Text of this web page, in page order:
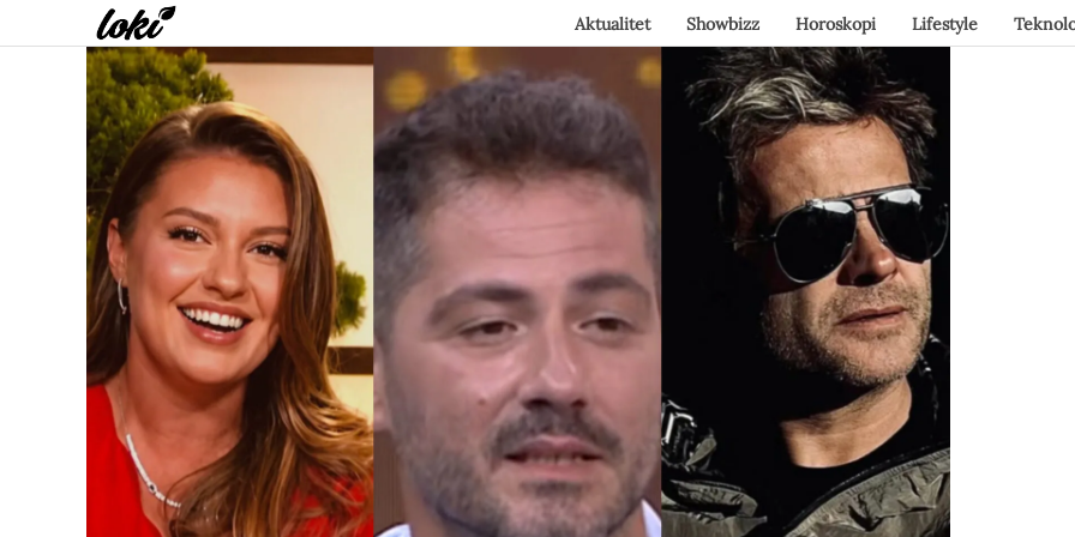
Aktualitet Showbizz Horoskopi Lifestyle